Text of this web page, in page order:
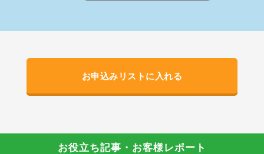
お申込みリストに入れる
お役立ち記事・お客様レポート